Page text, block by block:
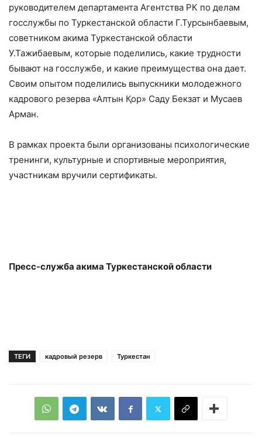
руководителем департамента Агентства РК по делам
госслужбы по Туркестанской области Г.Турсынбаевым,
советником акима Туркестанской области
У.Тажибаевым, которые поделились, какие трудности
бывают на госслужбе, и какие преимущества она дает.
Своим опытом поделились выпускники молодежного
кадрового резерва​ «Алтын Қор»​ Саду Бекзат и​ Мусаев
Арман.​ ​ ​ ​ ​ ​ ​ ​
В рамках проекта были организованы психологические
тренинги, культурные и спортивные мероприятия,
участникам вручили сертификаты.​
Пресс-служба акима Туркестанской области
ТЕГИ кадровый резерв Туркестан